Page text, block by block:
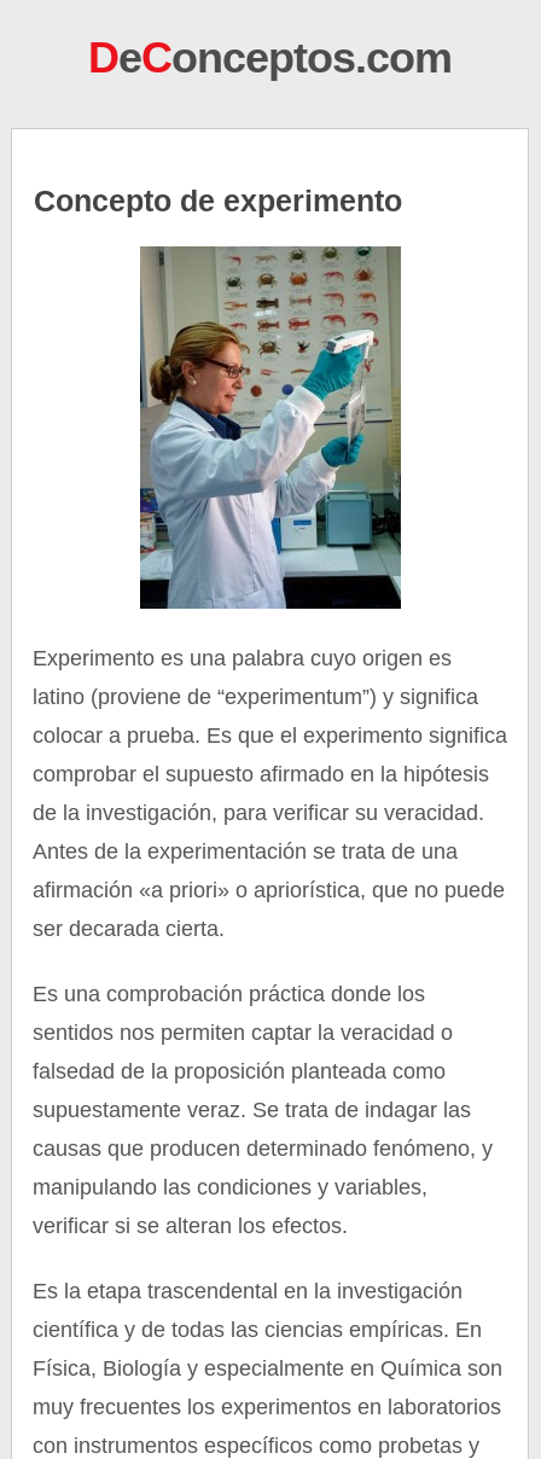
DeConceptos.com
Concepto de experimento
Experimento es una palabra cuyo origen es
latino (proviene de “experimentum”) y significa
colocar a prueba. Es que el experimento significa
comprobar el supuesto afirmado en la hipótesis
de la investigación, para verificar su veracidad.
Antes de la experimentación se trata de una
afirmación «a priori» o apriorística, que no puede
ser decarada cierta.
Es una comprobación práctica donde los
sentidos nos permiten captar la veracidad o
falsedad de la proposición planteada como
supuestamente veraz. Se trata de indagar las
causas que producen determinado fenómeno, y
manipulando las condiciones y variables,
verificar si se alteran los efectos.
Es la etapa trascendental en la investigación
científica y de todas las ciencias empíricas. En
Física, Biología y especialmente en Química son
muy frecuentes los experimentos en laboratorios
con instrumentos específicos como probetas y